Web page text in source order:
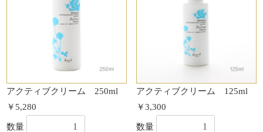
アクティブクリーム 250ml
￥5,280
数量
アクティブクリーム 125ml
￥3,300
数量